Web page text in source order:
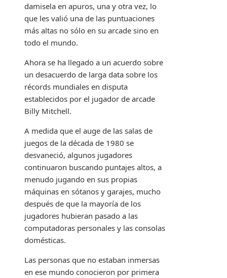
damisela en apuros, una y otra vez, lo
que les valió una de las puntuaciones
más altas no sólo en su arcade sino en
todo el mundo.
Ahora se ha llegado a un acuerdo sobre
un desacuerdo de larga data sobre los
récords mundiales en disputa
establecidos por el jugador de arcade
Billy Mitchell.
A medida que el auge de las salas de
juegos de la década de 1980 se
desvaneció, algunos jugadores
continuaron buscando puntajes altos, a
menudo jugando en sus propias
máquinas en sótanos y garajes, mucho
después de que la mayoría de los
jugadores hubieran pasado a las
computadoras personales y las consolas
domésticas.
Las personas que no estaban inmersas
en ese mundo conocieron por primera